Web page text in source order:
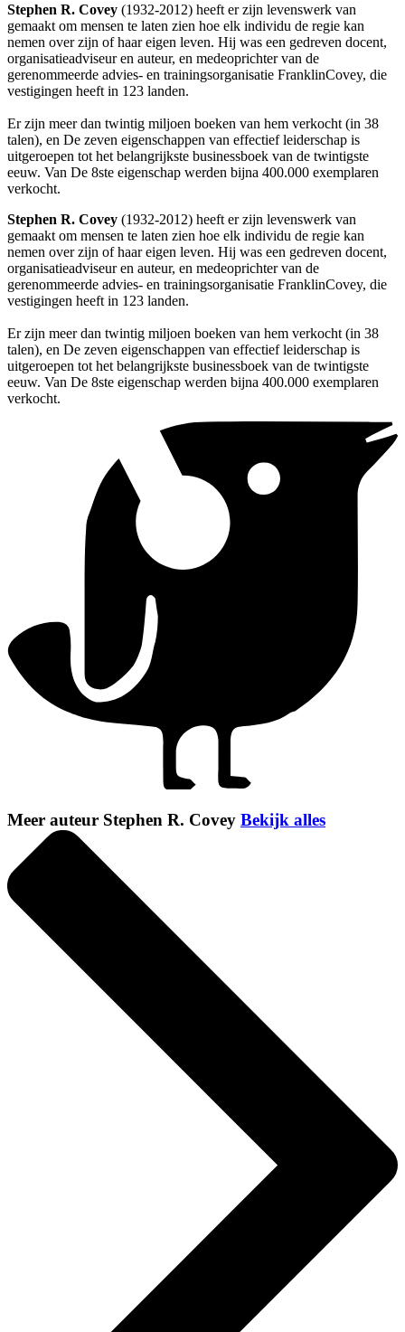
Stephen R. Covey (1932-2012) heeft er zijn levenswerk van
gemaakt om mensen te laten zien hoe elk individu de regie kan
nemen over zijn of haar eigen leven. Hij was een gedreven docent,
organisatieadviseur en auteur, en medeoprichter van de
gerenommeerde advies- en trainingsorganisatie FranklinCovey, die
vestigingen heeft in 123 landen.
Er zijn meer dan twintig miljoen boeken van hem verkocht (in 38
talen), en De zeven eigenschappen van effectief leiderschap is
uitgeroepen tot het belangrijkste businessboek van de twintigste
eeuw. Van De 8ste eigenschap werden bijna 400.000 exemplaren
verkocht.
Stephen R. Covey (1932-2012) heeft er zijn levenswerk van
gemaakt om mensen te laten zien hoe elk individu de regie kan
nemen over zijn of haar eigen leven. Hij was een gedreven docent,
organisatieadviseur en auteur, en medeoprichter van de
gerenommeerde advies- en trainingsorganisatie FranklinCovey, die
vestigingen heeft in 123 landen.
Er zijn meer dan twintig miljoen boeken van hem verkocht (in 38
talen), en De zeven eigenschappen van effectief leiderschap is
uitgeroepen tot het belangrijkste businessboek van de twintigste
eeuw. Van De 8ste eigenschap werden bijna 400.000 exemplaren
verkocht.
Meer auteur Stephen R. Covey Bekijk alles